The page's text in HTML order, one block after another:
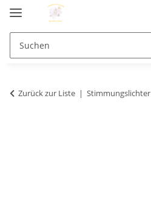
Zurück zur Liste Stimmungslichter